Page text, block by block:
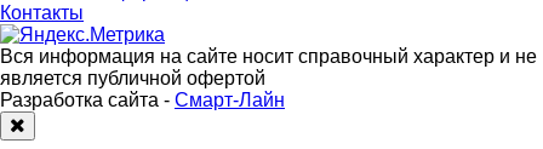
Контакты
Вся информация на сайте носит справочный характер и не
является публичной офертой
Разработка сайта - Смарт-Лайн